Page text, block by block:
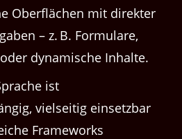
Oberflächen mit direkter
– z. B. Formulare,
dynamische Inhalte.
ist
vielseitig einsetzbar
Frameworks